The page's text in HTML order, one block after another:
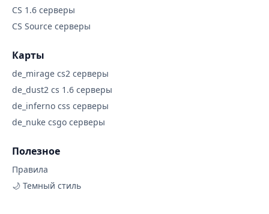
CS 1.6 серверы
CS Source серверы
Карты
de_mirage cs2 серверы
de_dust2 cs 1.6 серверы
de_inferno css серверы
de_nuke csgo серверы
Полезное
Правила
🌙 Темный стиль